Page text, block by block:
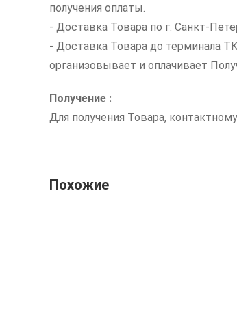
получения оплаты.
- Доставка Товара по г. Санкт-
- Доставка Товара до терминала
организовывает и оплачивает
Получение :
Для получения Товара,
Похожие